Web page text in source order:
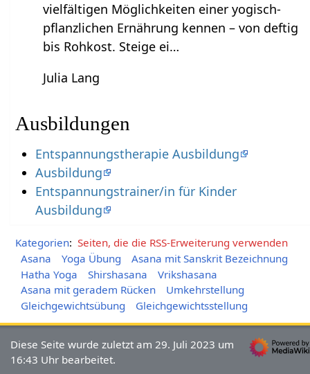
vielfältigen Möglichkeiten einer yogisch-
pflanzlichen Ernährung kennen – von deftig
bis Rohkost. Steige ei…
Julia Lang
Ausbildungen
Entspannungstherapie Ausbildung
Ausbildung
Entspannungstrainer/in für Kinder
Ausbildung
Kategorien: Seiten, die die RSS-Erweiterung verwenden
Asana
Yoga Übung
Asana mit Sanskrit Bezeichnung
Hatha Yoga
Shirshasana
Vrikshasana
Asana mit geradem Rücken
Umkehrstellung
Gleichgewichtsübung
Gleichgewichtsstellung
Diese Seite wurde zuletzt am 29. Juli 2023 um
16:43 Uhr bearbeitet.